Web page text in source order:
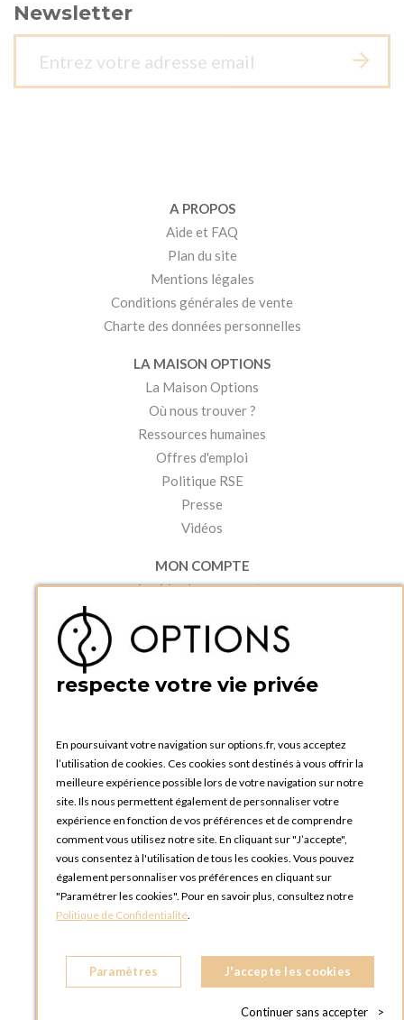
Newsletter
A PROPOS
Aide et FAQ
Plan du site
Mentions légales
Conditions générales de vente
Charte des données personnelles
LA MAISON OPTIONS
La Maison Options
Où nous trouver ?
Ressources humaines
Offres d'emploi
Politique RSE
Presse
Vidéos
MON COMPTE
Accéder à mon compte
Créer un compte
PRATIQUE
Catalogues et bons de commande
Tutoriels
OPTIONS LUXEMBOURG
13 rue Paul Rischard
5324 Contern
LUXEMBOURG
BOUTIQUE OPTIONS LUXEMBOURG
L - 1842 HOWALD LUXEMBOURG
respecte votre vie privée
En poursuivant votre navigation sur options.fr, vous acceptez
l’utilisation de cookies. Ces cookies sont destinés à vous offrir la
meilleure expérience possible lors de votre navigation sur notre
site. Ils nous permettent également de personnaliser votre
expérience en fonction de vos préférences et de comprendre
comment vous utilisez notre site. En cliquant sur "J’accepte",
vous consentez à l'utilisation de tous les cookies. Vous pouvez
également personnaliser vos préférences en cliquant sur
"Paramétrer les cookies". Pour en savoir plus, consultez notre
Politique de Confidentialité.
Paramètres J'accepte les cookies
Continuer sans accepter >